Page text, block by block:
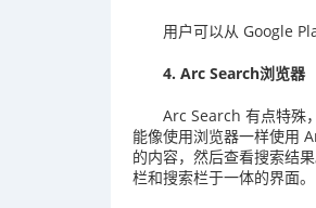
用户可以从 Google
4. Arc Search浏览器
Arc Search 有点特殊
能像使用浏览器一样使用
的内容，然后查看搜索结
栏和搜索栏于一体的界面。